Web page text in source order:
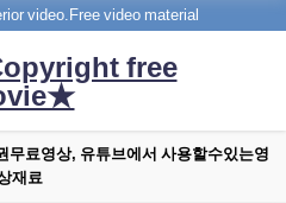
video.Free video material
free
료영상, 유튜브에서 사용할수있는영
재료